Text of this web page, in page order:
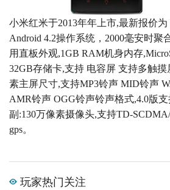
小米红米于2013年年上市,最新报价
Android 4.2操作系统，2000毫安时聚
用直板外观,1GB RAM机身内存
32GB存储卡,支持 电容屏 支持多触摸
素主屏尺寸,支持MP3铃声 MID铃声
AMR铃声 OGG铃声铃声格式,4.0版
副:130万像素摄像头,支持TD-
gps。
玩家热门关注